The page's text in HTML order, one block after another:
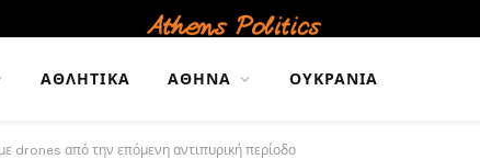
ΑΘΛΗΤΙΚΆ ΑΘΉΝΑ ΟΥΚΡΑΝΊΑ
drones από την επόμενη αντιπυρική περίοδο